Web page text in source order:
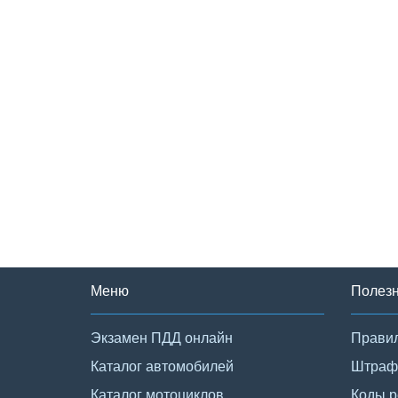
Меню
Экзамен ПДД онлайн
Каталог автомобилей